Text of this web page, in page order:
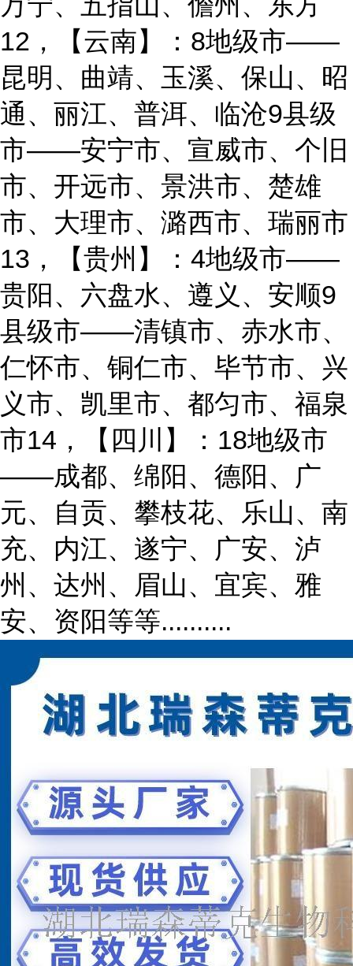
12，【云南】：8地级市——
昆明、曲靖、玉溪、保山、昭
通、丽江、普洱、临沧9县级
市——安宁市、宣威市、个旧
市、开远市、景洪市、楚雄
市、大理市、潞西市、瑞丽市
13，【贵州】：4地级市——
贵阳、六盘水、遵义、安顺9
县级市——清镇市、赤水市、
仁怀市、铜仁市、毕节市、兴
义市、凯里市、都匀市、福泉
市14，【四川】：18地级市
——成都、绵阳、德阳、广
元、自贡、攀枝花、乐山、南
充、内江、遂宁、广安、泸
州、达州、眉山、宜宾、雅
安、资阳等等..........